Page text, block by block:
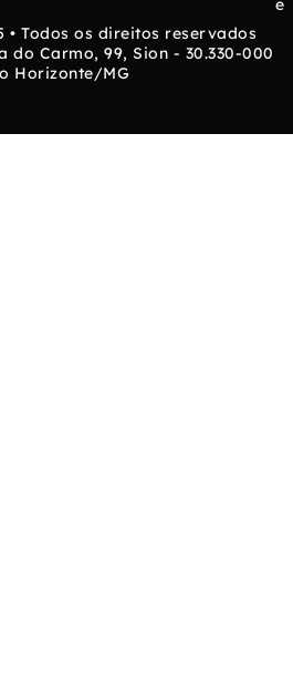
e
• Todos os direitos reservados
do Carmo, 99, Sion - 30.330-000
Horizonte/MG